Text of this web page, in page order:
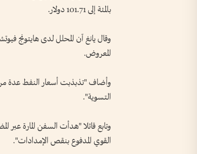
بالمئة إلى 101.71 دولار.
وقال يانغ آن المحلل لدى هايتونج
المعروض.
وأضاف "تذبذبت أسعار النفط عدة
التسوية".
وتابع قائلا "هدأت السفن المارة
القوي المدفوع بنقص ‌الإمدادات".